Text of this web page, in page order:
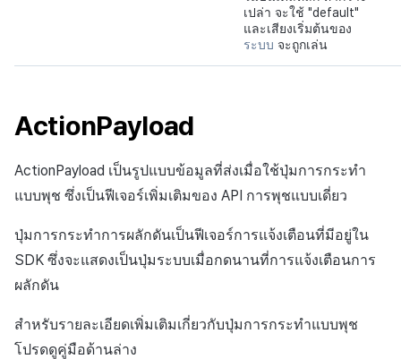
เปล่า จะใช้ "default"
และเสียงเริ่มต้นของ
ระบบ จะถูกเล่น
ActionPayload
ActionPayload เป็นรูปแบบข้อมูลที่ส่งเมื่อใช้ปุ่มการกระทำ
แบบพุช ซึ่งเป็นฟีเจอร์เพิ่มเติมของ API การพุชแบบเดี่ยว
ปุ่มการกระทำการผลักดันเป็นฟีเจอร์การแจ้งเตือนที่มีอยู่ใน
SDK ซึ่งจะแสดงเป็นปุ่มระบบเมื่อกดนานที่การแจ้งเตือนการ
ผลักดัน
สำหรับรายละเอียดเพิ่มเติมเกี่ยวกับปุ่มการกระทำแบบพุช
โปรดดูคู่มือด้านล่าง